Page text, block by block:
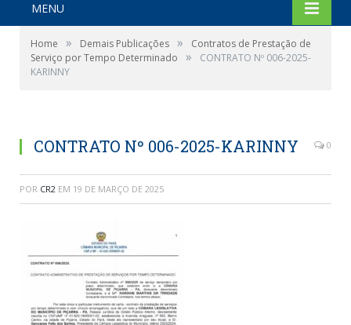
MENU
Home » Demais Publicações »
Contratos de Prestação de
Serviço por Tempo Determinado
»
CONTRATO Nº 006-2025-
KARINNY
CONTRATO Nº 006-2025-KARINNY 0
POR CR2 EM 19 DE MARÇO DE 2025